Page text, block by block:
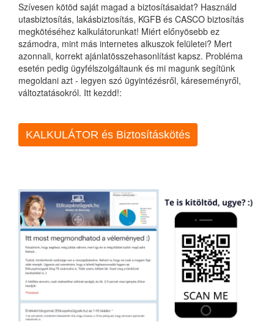
Szívesen kötöd saját magad a biztosításaidat? Használd
utasbiztosítás, lakásbiztosítás, KGFB és CASCO biztosítás
megkötéséhez kalkulátorunkat! Miért előnyösebb ez
számodra, mint más internetes alkuszok felületei? Mert
azonnali, korrekt ajánlatösszehasonlítást kapsz. Probléma
esetén pedig ügyfélszolgáltaunk és mi magunk segítünk
megoldani azt - legyen szó ügyintézésről, káreseményről,
változtatásokról. Itt kezdd!:
KALKULÁTOR és Biztosításkötés